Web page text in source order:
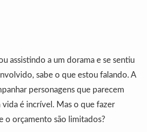
assistindo a um dorama e se sentiu
sabe o que estou falando. A
personagens que parecem
vida é incrível. Mas o que fazer
o orçamento são limitados?